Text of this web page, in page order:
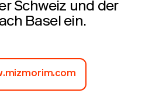
Schweiz und der
Basel ein.